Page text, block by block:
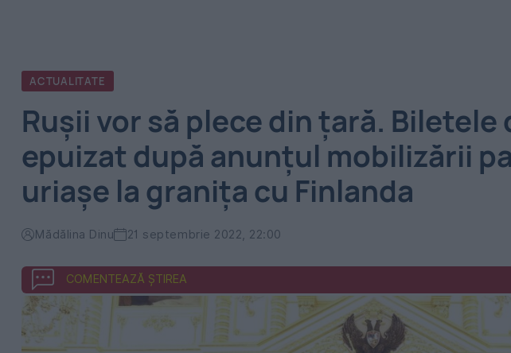
ACTUALITATE
Rușii vor să plece din țară. Biletele
epuizat după anunțul mobilizării
uriașe la granița cu Finlanda
Mădălina Dinu 21 septembrie 2022, 22:00
COMENTEAZĂ ȘTIREA